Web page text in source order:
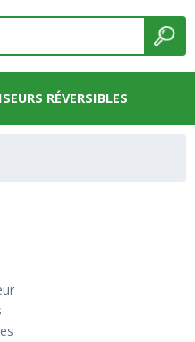
RÉVERSIBLES